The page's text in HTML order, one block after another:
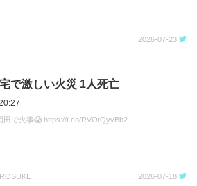
2026-07-23
で激しい火災 1人死亡
田で火事😱 https://t.co/RVOtQyvBb2
2026-07-18